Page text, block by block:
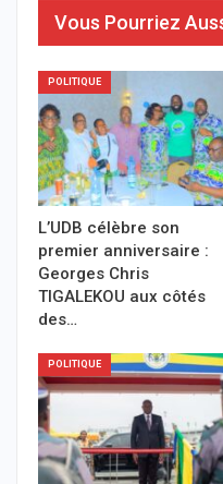
Vous Pourriez
POLITIQUE
L’UDB célèbre son
premier anniversaire :
Georges Chris
TIGALEKOU aux côtés
des…
POLITIQUE